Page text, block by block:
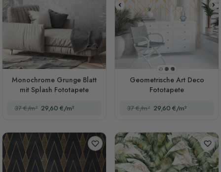
Monochrome Grunge Blatt
mit Splash Fototapete
37 €/m² 29,60 €/m²
Stil 1
Stil 2Stil 3
Geometrische Art Deco
Fototapete
37 €/m² 29,60 €/m²